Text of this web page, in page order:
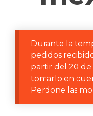
Durante la
pedidos
partir del 20 de
tomarlo en
Perdone las